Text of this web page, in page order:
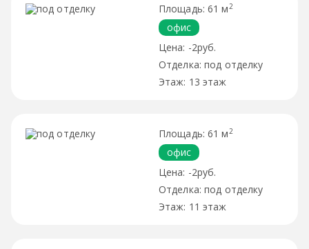
61 м 2
офис
-2руб.
под отделку
13 этаж
61 м 2
офис
-2руб.
под отделку
11 этаж